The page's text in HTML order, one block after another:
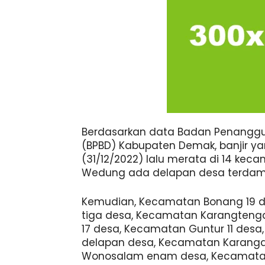
Berdasarkan data Badan
(BPBD) Kabupaten Demak, banjir
(31/12/2022) lalu merata di 14
Wedung ada delapan desa
Kemudian, Kecamatan Bonang 19
tiga desa, Kecamatan
17 desa, Kecamatan Guntur 11
delapan desa, Kecamatan
Wonosalam enam desa,